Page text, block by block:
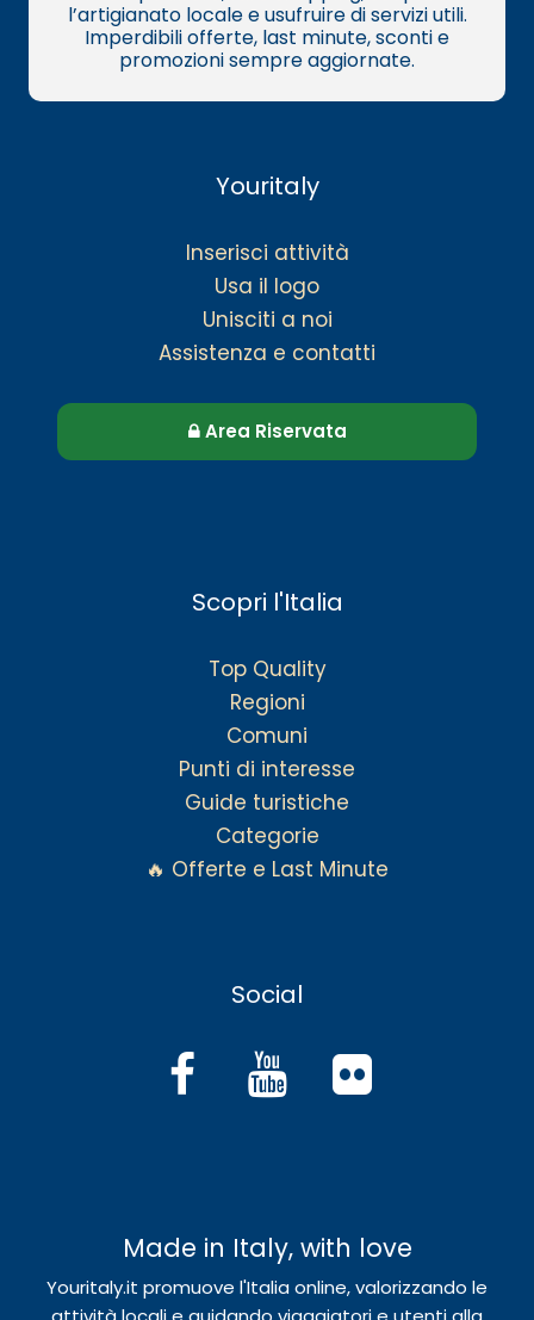
l’artigianato locale e usufruire di servizi utili.
Imperdibili offerte, last minute, sconti e
promozioni sempre aggiornate.
Youritaly
Inserisci attività
Usa il logo
Unisciti a noi
Assistenza e contatti
Area Riservata
Scopri l'Italia
Top Quality
Regioni
Comuni
Punti di interesse
Guide turistiche
Categorie
🔥 Offerte e Last Minute
Social
Made in Italy, with love
Youritaly.it promuove l'Italia online, valorizzando le